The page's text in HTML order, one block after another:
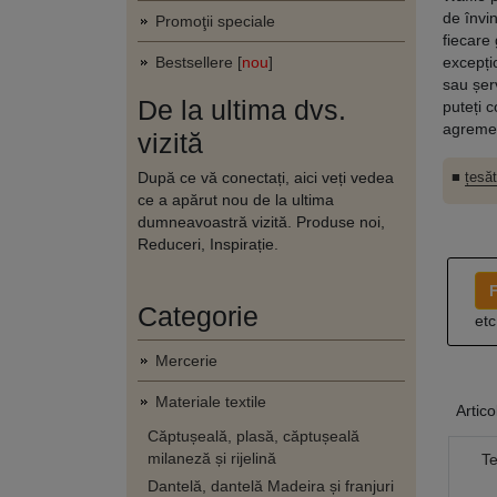
Promoţii speciale
Bestsellere [nou]
De la ultima dvs.
vizită
După ce vă conectați, aici veți vedea
ce a apărut nou de la ultima
dumneavoastră vizită. Produse noi,
Reduceri, Inspirație.
Categorie
Mercerie
Materiale textile
Căptușeală, plasă, căptușeală
milaneză și rijelină
Dantelă, dantelă Madeira și franjuri
de
fiecare
sau
puteți
■